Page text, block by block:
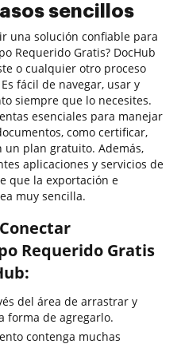
sencillos
una solución confiable para
Requerido Gratis? DocHub
o cualquier otro proceso
fácil de navegar, usar y
siempre que lo necesites.
esenciales para manejar
como certificar,
un plan gratuito. Además,
aplicaciones y servicios de
que la exportación e
muy sencilla.
Requerido Gratis
del área de arrastrar y
forma de agregarlo.
contenga muchas